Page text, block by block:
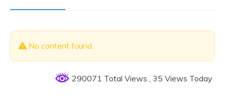
No content found.
290071 Total Views , 35 Views Today